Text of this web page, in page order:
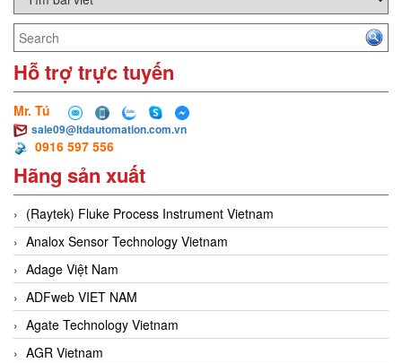
Hỗ trợ trực tuyến
Mr. Tú
sale09@ltdautomation.com.vn
0916 597 556
Hãng sản xuất
(Raytek) Fluke Process Instrument Vietnam
Analox Sensor Technology Vietnam
Adage Việt Nam
ADFweb VIET NAM
Agate Technology Vietnam
AGR Vietnam